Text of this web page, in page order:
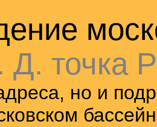
Д. точка
но и